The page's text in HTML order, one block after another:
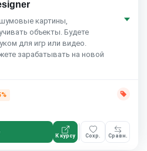
картины,
объекты. Будете
для игр или видео.
зарабатывать на новой
К курсу Сохр. Сравн.